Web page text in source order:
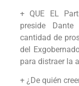
+ QUE EL
preside Dante
cantidad de
del
para distraer la
+ ¿De quién